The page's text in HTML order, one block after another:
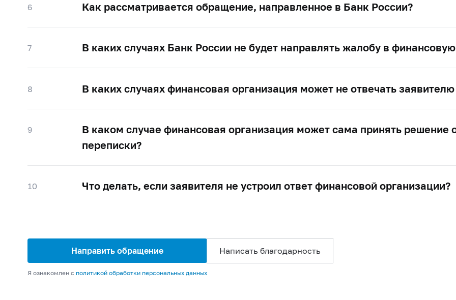
6 Как рассматривается обращение, направленное в Банк России?
7 В каких случаях Банк России не будет направлять жалобу в
8 В каких случаях финансовая организация может не отвечать
9
В каком случае финансовая организация может сама принять решение
переписки?
10 Что делать, если заявителя не устроил ответ финансовой организации?
Направить обращение
Я ознакомлен с политикой обработки персональных данных
Написать благодарность